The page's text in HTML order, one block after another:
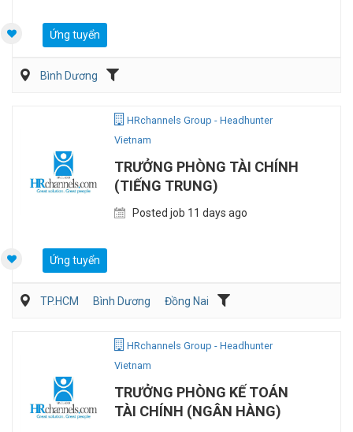
Ứng tuyển
Bình Dương
HRchannels Group - Headhunter
Vietnam
TRƯỞNG PHÒNG TÀI CHÍNH
(TIẾNG TRUNG)
Posted job 11 days ago
Ứng tuyển
TP.HCM Bình Dương
Đồng Nai
HRchannels Group - Headhunter
Vietnam
TRƯỞNG PHÒNG KẾ TOÁN
TÀI CHÍNH (NGÂN HÀNG)